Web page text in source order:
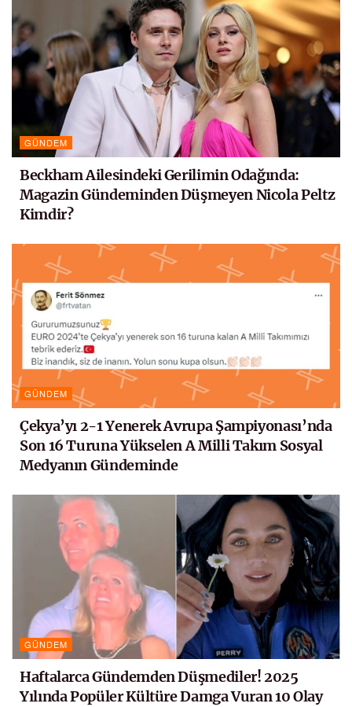
GÜNDEM
Beckham Ailesindeki Gerilimin Odağında:
Magazin Gündeminden Düşmeyen Nicola Peltz
Kimdir?
GÜNDEM
Çekya’yı 2-1 Yenerek Avrupa Şampiyonası’nda
Son 16 Turuna Yükselen A Milli Takım Sosyal
Medyanın Gündeminde
GÜNDEM
Haftalarca Gündemden Düşmediler! 2025
Yılında Popüler Kültüre Damga Vuran 10 Olay